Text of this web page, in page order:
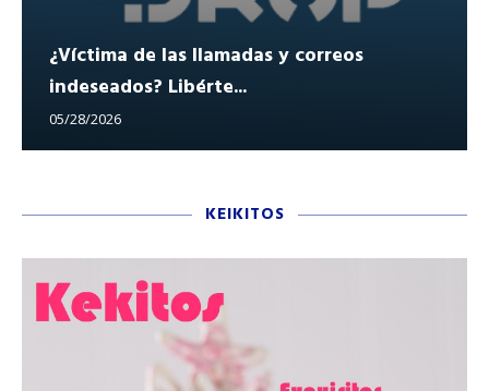
¿Víctima de las llamadas y correos
indeseados? Libérte...
05/28/2026
KEIKITOS